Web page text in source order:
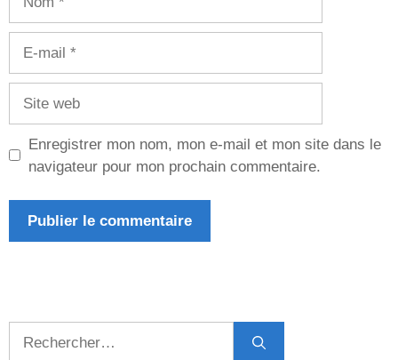
Enregistrer mon nom, mon e-mail et mon site dans le
navigateur pour mon prochain commentaire.